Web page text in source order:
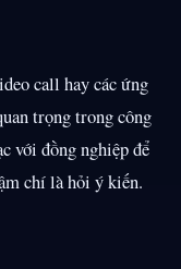
call hay các ứng
trọng trong công
với đồng nghiệp để
chí là hỏi ý kiến.